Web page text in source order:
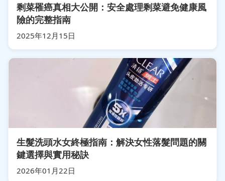
剩菜罹癌真相大公開：安全處理剩菜避免健康風
險的完整指南
2025年12月15日
生髮洗頭水女終極指南：解決女性落髮問題的關
鍵選擇與實用秘訣
2026年01月22日